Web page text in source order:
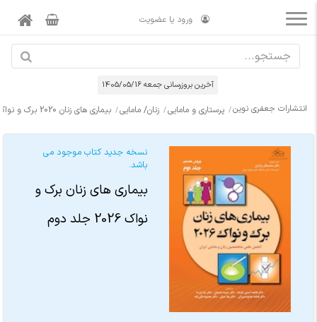
ورود یا عضویت
آخرین بروزرسانی جمعه 1405/05/16
انتشارات جعفری نوین پرستاری و مامایی زنان/ مامایی بیماری های زنان 2020 برک و نواک جلد دوم
نسخه جدید کتاب موجود می
باشد.
بیماری های زنان برک و
نواک 2026 جلد دوم